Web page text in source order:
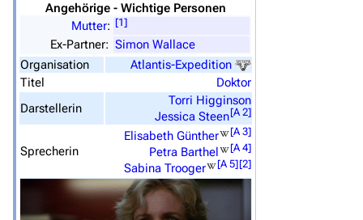
3639 2133 346.358
Angehörige - Wichtige Personen
Mutter: [1]
Ex-Partner: Simon Wallace
Organisation
Atlantis-Expedition
Titel
Doktor
Darstellerin
Torri Higginson
Jessica Steen[A 2]
Sprecherin
Elisabeth Günther [A 3]
Petra Barthel [A 4]
Sabina Trooger [A 5][2]